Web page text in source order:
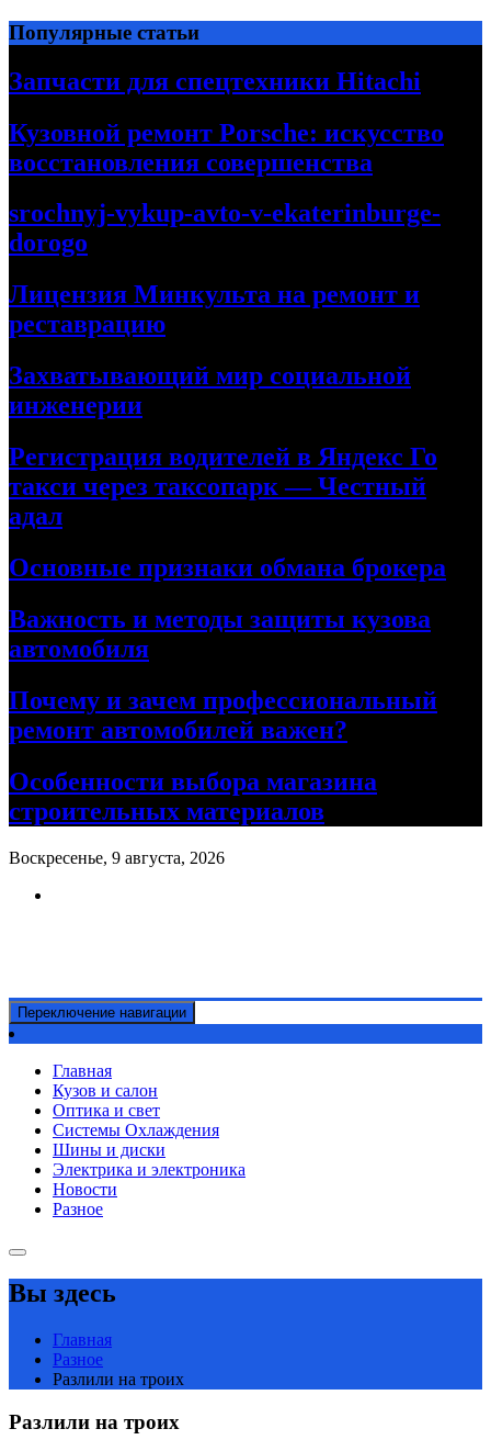
Перейти
к
содержимому
Популярные статьи
Запчасти для спецтехники Hitachi
Кузовной ремонт Porsche: искусство
восстановления совершенства
srochnyj-vykup-avto-v-ekaterinburge-
dorogo
Лицензия Минкульта на ремонт и
реставрацию
Захватывающий мир социальной
инженерии
Регистрация водителей в Яндекс Го
такси через таксопарк — Честный
адал
Основные признаки обмана брокера
Важность и методы защиты кузова
автомобиля
Почему и зачем профессиональный
ремонт автомобилей важен?
Особенности выбора магазина
строительных материалов
Воскресенье, 9 августа, 2026
Переключение навигации
Главная
Кузов и салон
Оптика и свет
Системы Охлаждения
Шины и диски
Электрика и электроника
Новости
Разное
Вы здесь
Главная
Разное
Разлили на троих
Разлили на троих